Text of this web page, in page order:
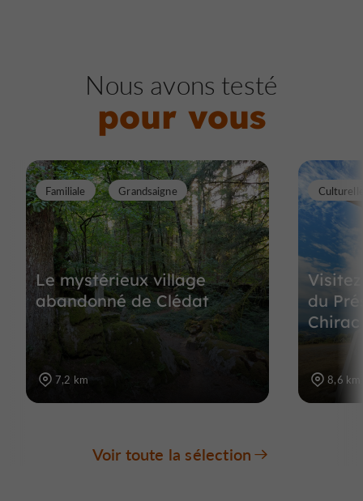
Nous avons testé
pour vous
Le mystérieux village
abandonné de Clédat
Familiale Grandsaigne
7,2 km
du
Chirac
8,6 km
Voir toute la sélection